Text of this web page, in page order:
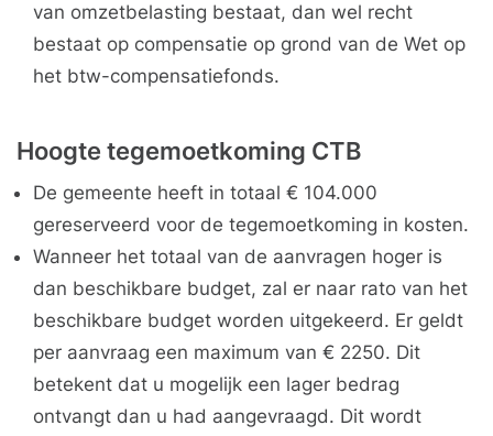
van omzetbelasting bestaat, dan wel recht
bestaat op compensatie op grond van de Wet op
het btw-compensatiefonds.
Hoogte tegemoetkoming CTB
De gemeente heeft in totaal € 104.000
gereserveerd voor de tegemoetkoming in kosten.
Wanneer het totaal van de aanvragen hoger is
dan beschikbare budget, zal er naar rato van het
beschikbare budget worden uitgekeerd. Er geldt
per aanvraag een maximum van € 2250. Dit
betekent dat u mogelijk een lager bedrag
ontvangt dan u had aangevraagd. Dit wordt